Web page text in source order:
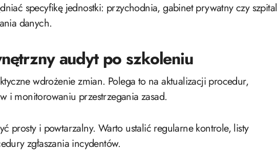
specyfikę jednostki: przychodnia, gabinet prywatny czy szpital
danych.
audyt po szkoleniu
wdrożenie zmian. Polega to na aktualizacji procedur,
i monitorowaniu przestrzegania zasad.
prosty i powtarzalny. Warto ustalić regularne kontrole, listy
zgłaszania incydentów.